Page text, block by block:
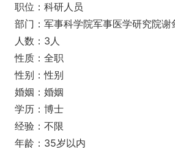
职位：科研人员
部门：军事科学院军事医学研究院谢
人数：3人
性质：全职
性别：性别
婚姻：婚姻
学历：博士
经验：不限
年龄：35岁以内